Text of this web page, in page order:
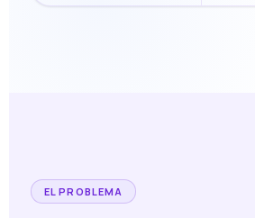
EL PROBLEMA